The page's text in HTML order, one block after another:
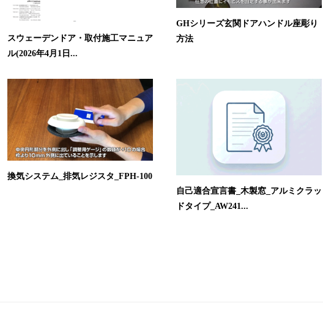
スウェーデンドア・取付施工マニュア
ル(2026年4月1日...
GHシリーズ玄関ドアハンドル座彫り
方法
換気システム_排気レジスタ_FPH-100
自己適合宣言書_木製窓_アルミクラッ
ドタイプ_AW241...